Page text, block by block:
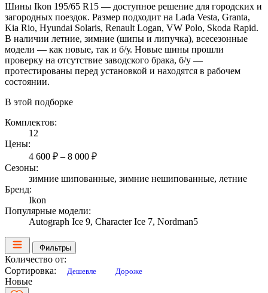
Шины Ikon 195/65 R15 — доступное решение для городских и
загородных поездок. Размер подходит на Lada Vesta, Granta,
Kia Rio, Hyundai Solaris, Renault Logan, VW Polo, Skoda Rapid.
В наличии летние, зимние (шипы и липучка), всесезонные
модели — как новые, так и б/у. Новые шины прошли
проверку на отсутствие заводского брака, б/у —
протестированы перед установкой и находятся в рабочем
состоянии.
В этой подборке
Комплектов:
12
Цены:
4 600 ₽ – 8 000 ₽
Сезоны:
зимние шипованные, зимние нешипованные, летние
Бренд:
Ikon
Популярные модели:
Autograph Ice 9, Character Ice 7, Nordman5
Фильтры
Количество от:
Сортировка:
Дешевле Дороже
Новые